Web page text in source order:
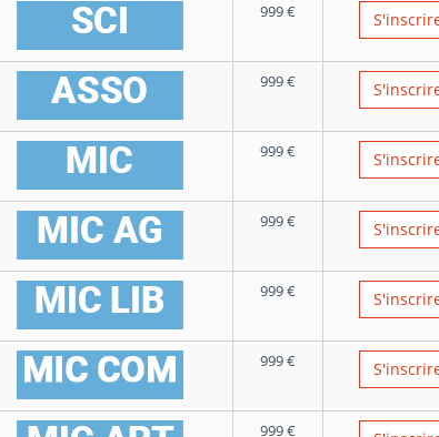
999€
999€
999€
999€
999€
999€
999€